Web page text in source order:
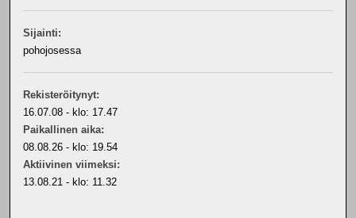
Sijainti:
pohojosessa
Rekisteröitynyt:
16.07.08 - klo: 17.47
Paikallinen aika:
08.08.26 - klo: 19.54
Aktiivinen viimeksi:
13.08.21 - klo: 11.32